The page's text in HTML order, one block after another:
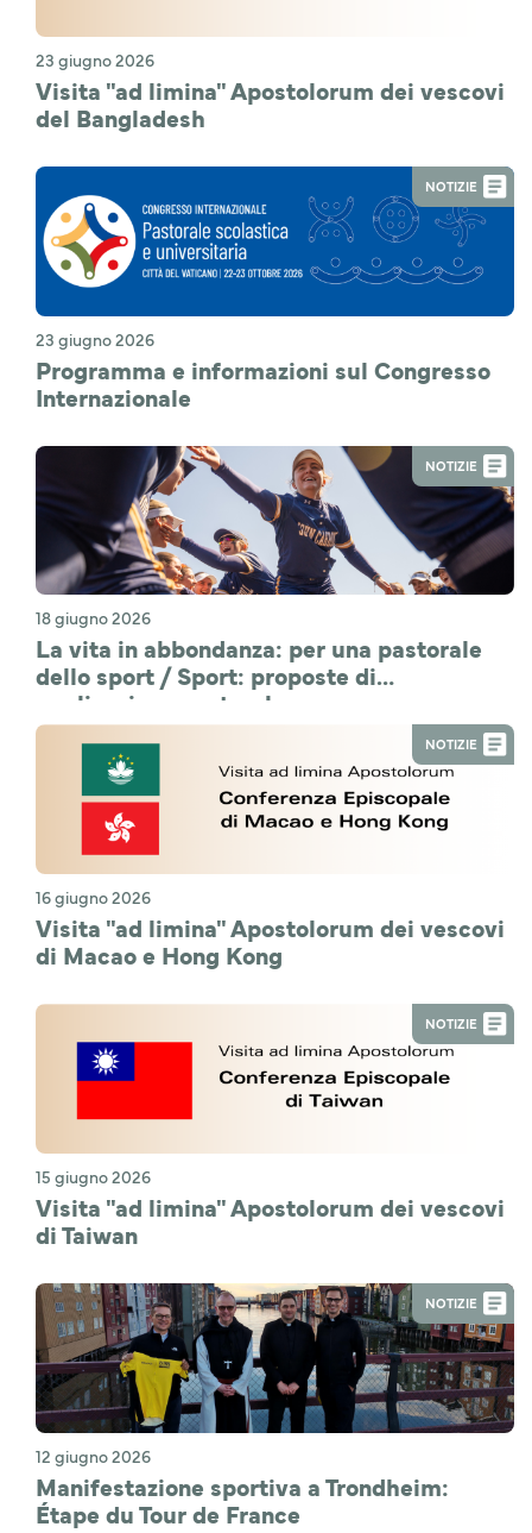
23 giugno 2026
Visita "ad limina" Apostolorum dei vescovi
del Bangladesh
NOTIZIE
23 giugno 2026
Programma e informazioni sul Congresso
Internazionale
NOTIZIE
18 giugno 2026
La vita in abbondanza: per una pastorale
dello sport / Sport: proposte di
applicazione pastorale
NOTIZIE
16 giugno 2026
Visita "ad limina" Apostolorum dei vescovi
di Macao e Hong Kong
NOTIZIE
15 giugno 2026
Visita "ad limina" Apostolorum dei vescovi
di Taiwan
NOTIZIE
12 giugno 2026
Manifestazione sportiva a Trondheim:
Étape du Tour de France